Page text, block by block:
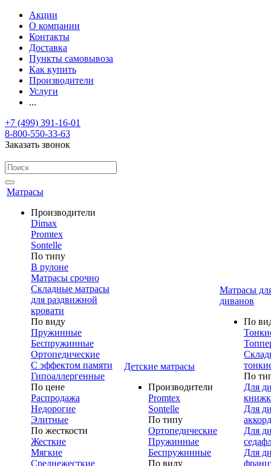
Акции
О компании
Контакты
Доставка
Пункты самовывоза
Как купить
Производители
Услуги
...
+7 (499) 391-16-01
8-800-550-33-63
Заказать звонок
Матрасы
Производители
Dimax
Promtex
Sontelle
По типу
В рулоне
Матрасы срочно
Складные матрасы
для раздвижной
кровати
По виду
Пружинные
Беспружинные
Ортопедические
С эффектом памяти
Гипоаллергенные
По цене
Распродажа
Недорогие
Элитные
По жесткости
Жесткие
Мягкие
Среднежесткие
Детские матрасы
Производители
Promtex
Sontelle
По типу
Ортопедические
Пружинные
Беспружинные
По виду
Матрасы
диванов
По
По
Для
Для
Для
Для